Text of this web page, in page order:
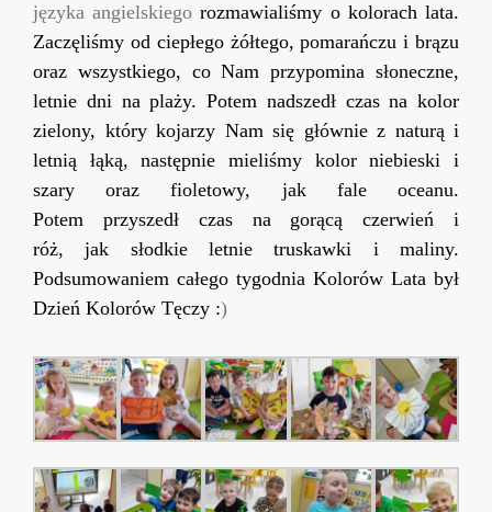
języka angielskiegorozmawialiśmy o kolorach lata.
Zaczęliśmy od ciepłegożółtego,pomarańczu ibrązu
oraz wszystkiego, co Nam przypomina słoneczne,
letnie dni na plaży. Potem nadszedł czas na kolor
zielony, który kojarzy Nam się głównie z naturą i
letnią łąką, następnie mieliśmy kolor niebieskii
szary oraz fioletowy, jak faleoceanu.
Potem przyszedł czas na gorącą czerwień i
róż, jak słodkieletnie truskawki imaliny.
Podsumowaniem całego tygodnia Kolorów Lata był
Dzień Kolorów Tęczy :)